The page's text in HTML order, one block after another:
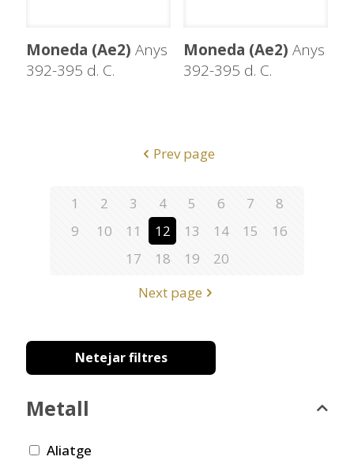
Moneda (Ae2) Anys
392-395 d. C.
Moneda (Ae2) Anys
392-395 d. C.
Prev page
1 2 3 4 5 6 7
8
9
10 11 12 13 14 15
16
17
18 19
20
Next page
Netejar filtres
Metall
Aliatge